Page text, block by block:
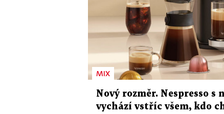
MIX
Nový rozměr. Nespresso s
vychází vstříc všem, kdo